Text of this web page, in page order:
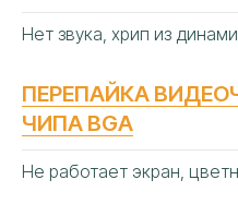
Нет звука, хрип из
ПЕРЕПАЙКА
ЧИПА BGA
Не работает экран,